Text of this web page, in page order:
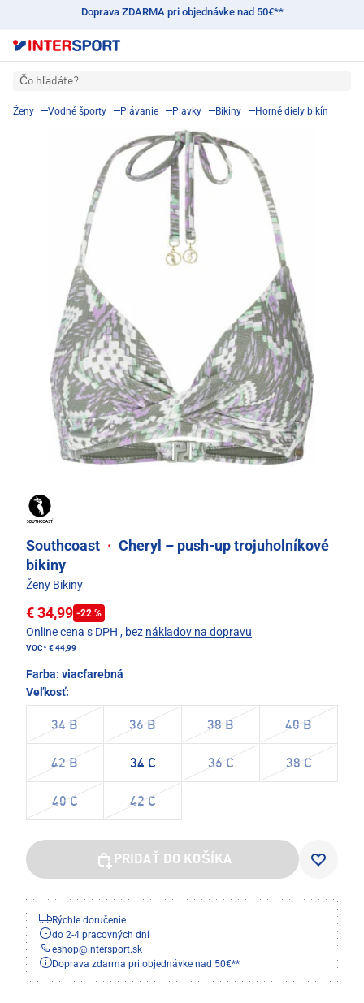
Doprava ZDARMA pri objednávke nad 50€**
Čo hľadáte?
Ženy Vodné športy Plávanie Plavky Bikiny Horné diely bikín
Southcoast · Cheryl – push-up trojuholníkové
bikiny
Ženy Bikiny
€ 34,99 -22 %
Online cena s DPH , bez nákladov na dopravu
VOC*€ 44,99
Farba: viacfarebná
Veľkosť:
34 B 36 B 38 B 40 B
42 B 34 C 36 C 38 C
40 C 42 C
PRIDAŤ DO KOŠÍKA
Rýchle doručenie
do 2-4 pracovných dní
eshop@intersport.sk
Doprava zdarma pri objednávke nad 50€**